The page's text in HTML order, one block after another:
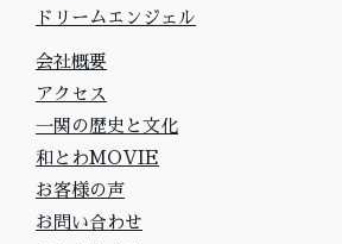
ドリームエンジェル
会社概要
アクセス
一関の歴史と文化
和とわMOVIE
お客様の声
お問い合わせ